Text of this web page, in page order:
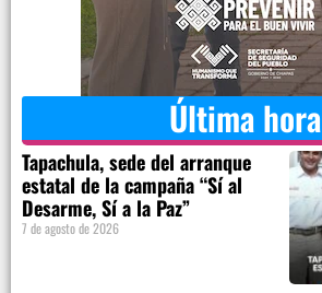
Última hora
Tapachula, sede del arranque
estatal de la campaña “Sí al
Desarme, Sí a la Paz”
7 de agosto de 2026